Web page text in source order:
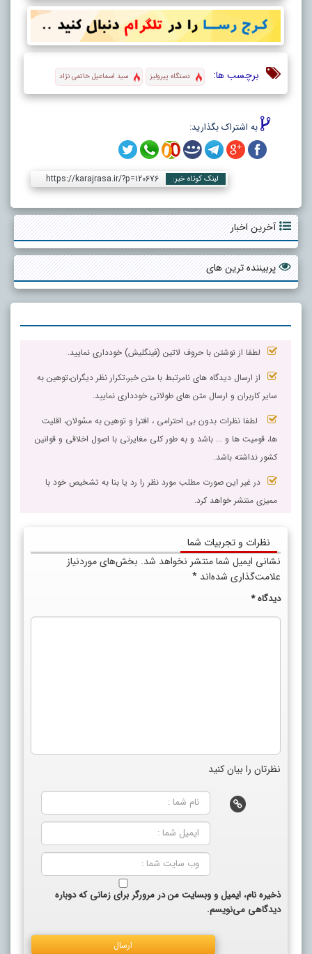
برچسب ها: دستگاه پیرولیز سید اسماعیل خاتمی نژاد
به اشتراک بگذارید:
لینک کوتاه خبر: https://karajrasa.ir/?p=120676
آخرین اخبار
پربیننده ترین های
لطفا از نوشتن با حروف لاتین (فینگلیش) خودداری نمایید.
از ارسال دیدگاه های نامرتبط با متن خبر،تکرار نظر دیگران،توهین به
سایر کاربران و ارسال متن های طولانی خودداری نمایید.
لطفا نظرات بدون بی احترامی ، افترا و توهین به مسٔولان، اقلیت
ها، قومیت ها و ... باشد و به طور کلی مغایرتی با اصول اخلاقی و قوانین
کشور نداشته باشد.
در غیر این صورت مطلب مورد نظر را رد یا بنا به تشخیص خود با
ممیزی منتشر خواهد کرد.
نظرات و تجربیات شما
نشانی ایمیل شما منتشر نخواهد شد. بخش‌های موردنیاز
علامت‌گذاری شده‌اند *
دیدگاه*
نظرتان را بیان کنید
ذخیره نام، ایمیل و وبسایت من در مرورگر برای زمانی که دوباره
دیدگاهی می‌نویسم.